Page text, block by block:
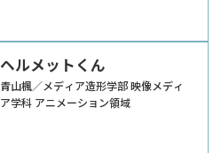
ヘルメットくん
青山楓／メディア造形学部 映像メディ
ア学科 アニメーション領域